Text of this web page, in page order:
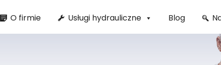
O firmie Usługi hydrauliczne Blog